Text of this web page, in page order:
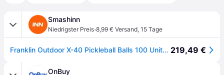
Smashinn
Niedrigster Preis·8,99 € Versand, 15 Tage
Franklin Outdoor X-40 Pickleball Balls 100 Units Gelb Pack of 100 219,49 €
OnBuy